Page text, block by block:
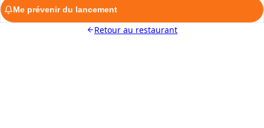
Me prévenir du lancement
Retour au restaurant